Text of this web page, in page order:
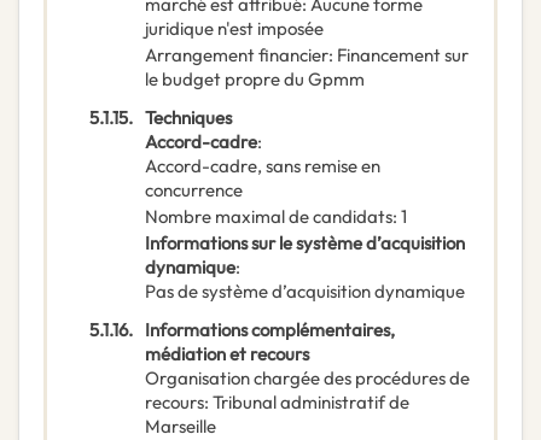
juridique n'est imposée
Arrangement financier: Financement sur
le budget propre du Gpmm
5.1.15. Techniques
Accord-cadre:
Accord-cadre, sans remise en
concurrence
Nombre maximal de candidats: 1
Informations sur le système d’acquisition
dynamique:
Pas de système d’acquisition dynamique
5.1.16. Informations complémentaires,
médiation et recours
Organisation chargée des procédures de
recours: Tribunal administratif de
Marseille